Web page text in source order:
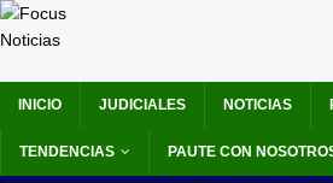
INICIO JUDICIALES NOTICIAS
TENDENCIAS PAUTE CON